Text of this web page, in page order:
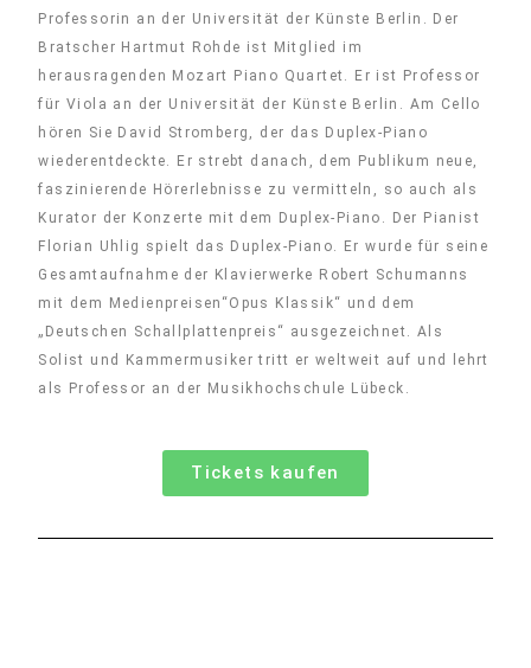
Professorin an der Universität der Künste Berlin. Der
Bratscher Hartmut Rohde ist Mitglied im
herausragenden Mozart Piano Quartet. Er ist Professor
für Viola an der Universität der Künste Berlin. Am Cello
hören Sie David Stromberg, der das Duplex-Piano
wiederentdeckte. Er strebt danach, dem Publikum neue,
faszinierende Hörerlebnisse zu vermitteln, so auch als
Kurator der Konzerte mit dem Duplex-Piano. Der Pianist
Florian Uhlig spielt das Duplex-Piano. Er wurde für seine
Gesamtaufnahme der Klavierwerke Robert Schumanns
mit dem Medienpreisen“Opus Klassik“ und dem
„Deutschen Schallplattenpreis“ ausgezeichnet. Als
Solist und Kammermusiker tritt er weltweit auf und lehrt
als Professor an der Musikhochschule Lübeck.
Tickets kaufen